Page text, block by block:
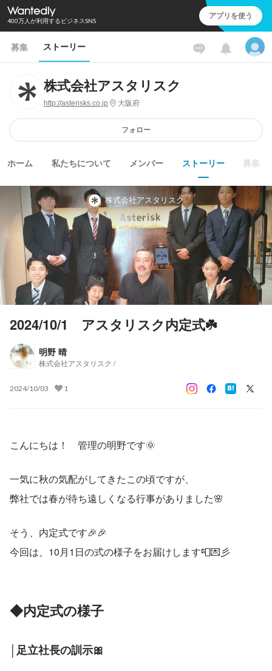
400万人が利用するビジネスSNS アプリを使う
募集 ストーリー
株式会社アスタリスク
http://asterisks.co.jp 大阪府
フォロー
ホーム 私たちについて メンバー ストーリー 募集
株式会社アスタリスク
2024/10/1 アスタリスク内定式☘️
明野 晴
株式会社アスタリスク /
2024/10/03 1
こんにちは！　管理の明野です🌞
一気に秋の気配がしてきたこの頃ですが、
弊社では春が待ち遠しくなる行事がありました🌸
そう、内定式です🎉🎉
今回は、10月1日の式の様子をお届けします📮💌彡
◆内定式の様子
│足立社長の訓示🎀